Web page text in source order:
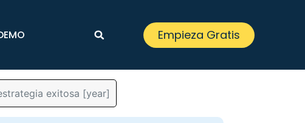
Empieza Gratis
exitosa [year]